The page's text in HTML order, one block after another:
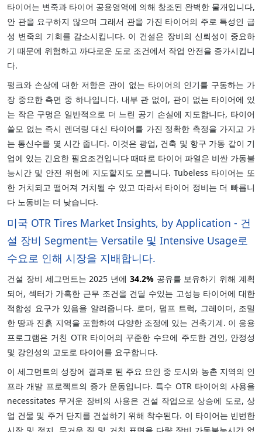
타이어는 변죽과 타이어 공용영역에 의해 창조된 완벽한 물개입니다,
안 관을 요구하지 않으며 그래서 관을 가진 타이어의 주로 특성인 급
성 변죽의 기회를 감소시킵니다. 이 건설은 장비의 신뢰성이 중요하
기 때문에 위험하고 까다로운 도로 조건에서 작업 안전을 증가시킵니
다.
펑크와 손상에 대한 저항은 관이 없는 타이어의 인기를 구동하는 가
장 중요한 측면 중 하나입니다. 내부 관 없이, 관이 없는 타이어에 있
는 작은 구멍은 일반적으로 더 느린 공기 손실에 지도합니다, 타이어
쓸모 없는 즉시 렌더링 대신 타이어를 가진 정확한 측정을 가지고 가
는 통신수를 몇 시간 줍니다. 이것은 광업, 건축 및 항구 가동 같이 기
업에 있는 긴요한 필요조건입니다 때때로 타이어 파열은 비싼 가동불
능시간 및 안전 위험에 지도할지도 모릅니다. Tubeless 타이어는 또
한 거치되고 떨어져 거치될 수 있고 따라서 타이어 정비는 더 빠릅니
다 노동비는 더 낮습니다.
미국 OTR Tires Market Insights, by Application - 건
설 장비 Segment는 Versatile 및 Intensive Usage로
수요로 인해 시장을 지배합니다.
건설 장비 세그먼트는 2025 년에 34.2%공유를 보유하기 위해 계획
되어, 섹터가 가혹한 근무 조건을 견딜 수있는 고성능 타이어에 대한
적합성 요구가 있음을 알려줍니다. 로더, 덤프 트럭, 그레이더, 조밀
한 땅과 진흙 지역을 포함하여 다양한 조정에 있는 건축기계. 이 응용
프로그램은 거친 OTR 타이어의 꾸준한 수요에 주도한 견인, 안정성
및 강인성의 고도로 타이어를 요구합니다.
이 세그먼트의 성장에 결과로 된 주요 요인 중 도시와 농촌 지역의 인
프라 개발 프로젝트의 증가 운동입니다. 특수 OTR 타이어의 사용을
necessitates 무거운 장비의 사용은 건설 작업으로 상승에 도로, 상
업 건물 및 주거 단지를 건설하기 위해 착수된다. 이 타이어는 빈번한